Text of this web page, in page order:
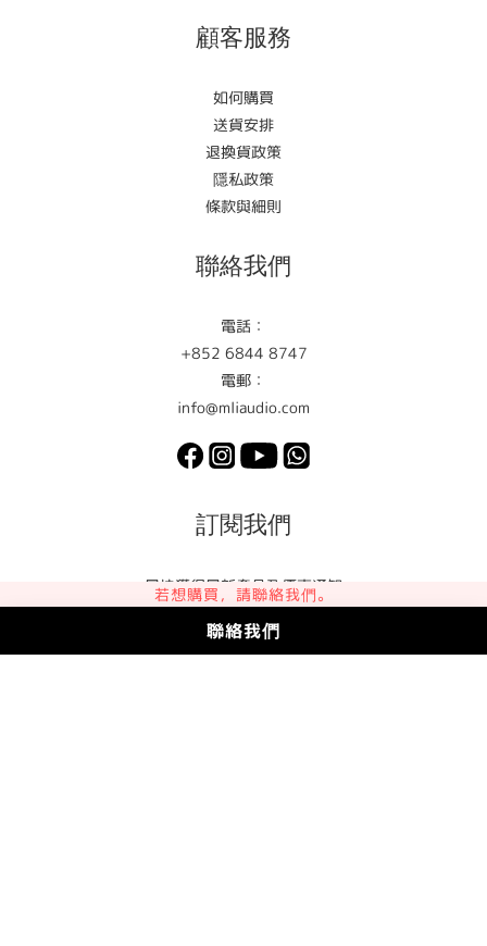
若想購買，請聯絡我們。
聯絡我們
顧客服務
如何購買
送貨安排
退換貨政策
隱私政策
條款與細則
聯絡我們
電話：
+852 6844 8747
電郵：
info@mliaudio.com
訂閱我們
最快獲得最新產品及優惠通知